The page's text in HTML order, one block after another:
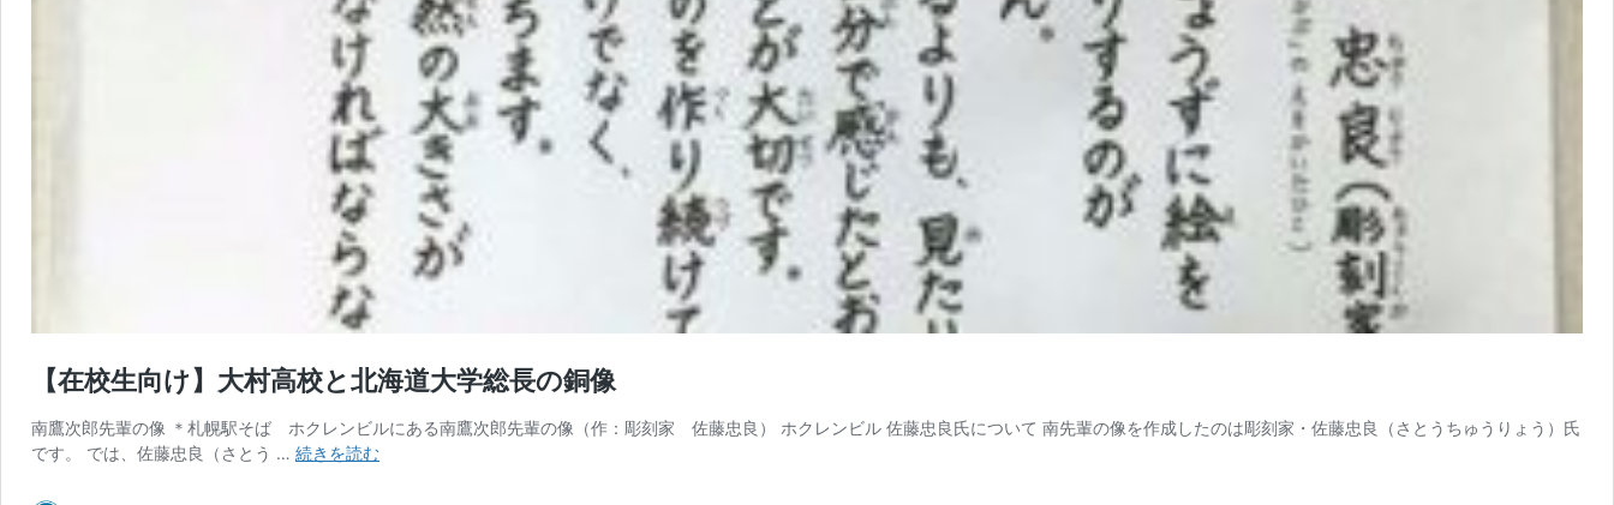
【在校生向け】大村高校と北海道大学総長の銅像
南鷹次郎先輩の像 ＊札幌駅そば ホクレンビルにある南鷹次郎先輩の像（作：彫刻家 佐藤忠良） ホクレンビル 佐藤忠良氏について 南先輩の像を作成したのは彫刻家・佐藤忠良（さとうちゅうりょう）氏
です。 では、佐藤忠良（さとう … 続きを読む【在